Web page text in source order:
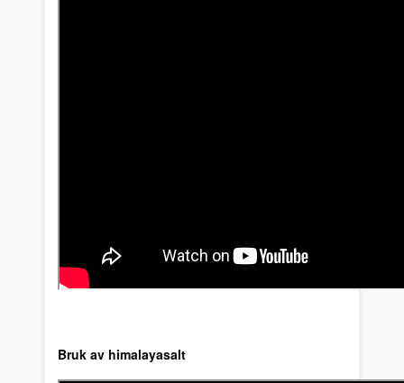
Bruk av himalayasalt